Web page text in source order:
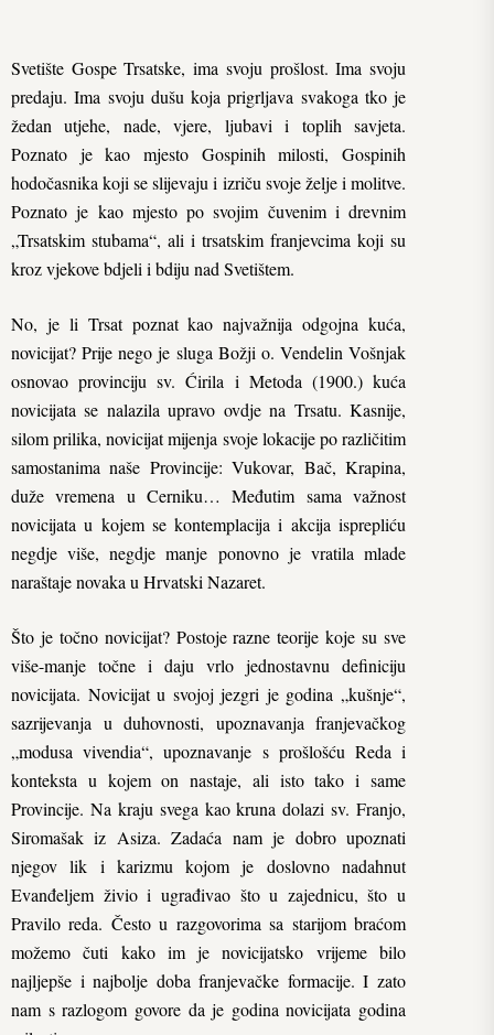
Svetište Gospe Trsatske, ima svoju prošlost. Ima svoju
predaju. Ima svoju dušu koja prigrljava svakoga tko je
žedan utjehe, nade, vjere, ljubavi i toplih savjeta.
Poznato je kao mjesto Gospinih milosti, Gospinih
hodočasnika koji se slijevaju i izriču svoje želje i molitve.
Poznato je kao mjesto po svojim čuvenim i drevnim
„Trsatskim stubama“, ali i trsatskim franjevcima koji su
kroz vjekove bdjeli i bdiju nad Svetištem.
No, je li Trsat poznat kao najvažnija odgojna kuća,
novicijat? Prije nego je sluga Božji o. Vendelin Vošnjak
osnovao provinciju sv. Ćirila i Metoda (1900.) kuća
novicijata se nalazila upravo ovdje na Trsatu. Kasnije,
silom prilika, novicijat mijenja svoje lokacije po različitim
samostanima naše Provincije: Vukovar, Bač, Krapina,
duže vremena u Cerniku… Međutim sama važnost
novicijata u kojem se kontemplacija i akcija isprepliću
negdje više, negdje manje ponovno je vratila mlade
naraštaje novaka u Hrvatski Nazaret.
Što je točno novicijat? Postoje razne teorije koje su sve
više-manje točne i daju vrlo jednostavnu definiciju
novicijata. Novicijat u svojoj jezgri je godina „kušnje“,
sazrijevanja u duhovnosti, upoznavanja franjevačkog
„modusa vivendia“, upoznavanje s prošlošću Reda i
konteksta u kojem on nastaje, ali isto tako i same
Provincije. Na kraju svega kao kruna dolazi sv. Franjo,
Siromašak iz Asiza. Zadaća nam je dobro upoznati
njegov lik i karizmu kojom je doslovno nadahnut
Evanđeljem živio i ugrađivao što u zajednicu, što u
Pravilo reda. Često u razgovorima sa starijom braćom
možemo čuti kako im je novicijatsko vrijeme bilo
najljepše i najbolje doba franjevačke formacije. I zato
nam s razlogom govore da je godina novicijata godina